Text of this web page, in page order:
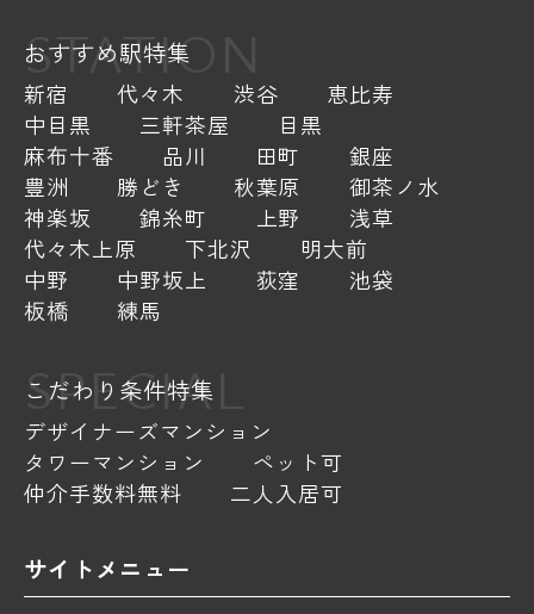
STATION
おすすめ駅特集
新宿 代々木 渋谷
恵比寿
中目黒
三軒茶屋
目黒
麻布十番
品川 田町
銀座
豊洲
勝どき 秋葉原
御茶ノ水
神楽坂
錦糸町 上野
浅草
代々木上原
下北沢
明大前
中野
中野坂上 荻窪
池袋
板橋
練馬
SPECIAL
こだわり条件特集
デザイナーズマンション
タワーマンション
ペット可
仲介手数料無料
二人入居可
サイトメニュー